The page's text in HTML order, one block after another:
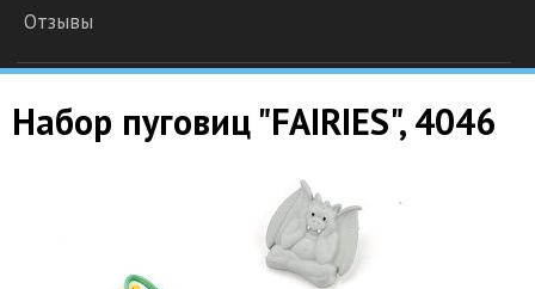
Отзывы
Набор пуговиц "FAIRIES", 4046